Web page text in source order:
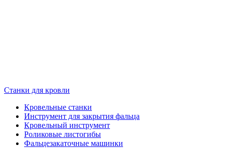
Станки для кровли
Кровельные станки
Инструмент для закрытия фальца
Кровельный инструмент
Роликовые листогибы
Фальцезакаточные машинки